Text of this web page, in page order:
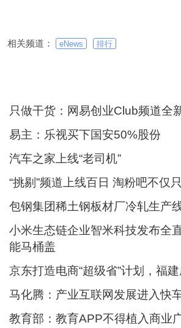
相关频道： eNews 排行
只做干货：网易创业Club频道全
易主：乐视买下国安50%股份
汽车之家上线“老司机”
“挑剔”频道上线百日 淘粉吧不仅
包钢集团稀土钢板材厂冷轧生产
小米生态链企业智米科技发布全
能马桶盖
京东打造电商“超级省”计划，福
马化腾：产业互联网发展进入快
教育部：教育APP不得植入商业